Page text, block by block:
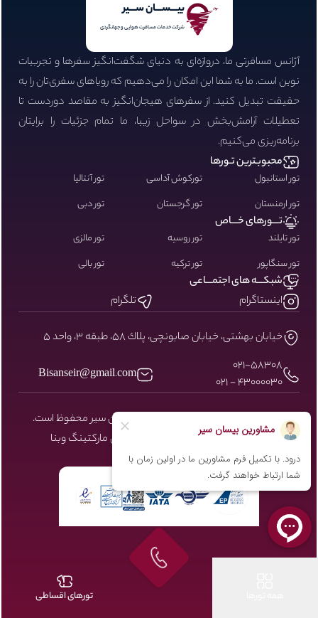
تورهای اقساطی
بیـــســـان ســـیر
شرکت خدمات مسافرت هوایی و جهانگردی
آژانس مسافرتی ما، دروازه‌ای به دنیای شگفت‌انگیز سفرها و تجربیات
نوین است. ما به شما این امکان را می‌دهیم که رویاهای سفری‌تان را به
حقیقت تبدیل کنید. از سفرهای هیجان‌انگیز به مقاصد دوردست تا
تعطیلات آرامش‌بخش در سواحل زیبا، ما تمام جزئیات را برایتان
برنامه‌ریزی می‌کنیم.
محبوبـترین تـورها
تور استانبول تورکوش آداسی
تور آنتالیا
تور ارمنستان
تور گرجستان تور دبی
تـــورهای خـــاص
تور تایلند تور روسیه
تور مالزی
تور سنگاپور
تور ترکیه تور بالی
شبکـــه های اجتمـــاعی
اینستاگرام
تلگرام
خيابان بهشتى، خيابان صابونچى، پلاك ٥٨، طبقه ٣، واحد ٥
۰۲۱-58308
43000030 - 021
Bisanseir@gmail.com
کلیه حقوق مادی و معنوی سایت نزد بیسان سیر محفوظ است.
طراحی و توسعه توسط شرکت دیجیتال مارکتینگوبنا